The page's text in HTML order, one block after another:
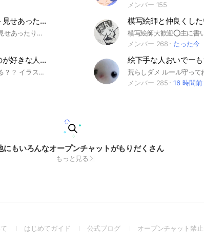
メンバー 155
中学生限定！！イラスト見せあったりアドバイス、添削オプ！！
中学生同士で、イラストを見せあったり、アドバイスしたり添削するオプです！雑談OK デジタルでもアナログでも◯上手いとか下手だとか関係なし！楽しければ◯だよ！！絵チャとかもやったりしよ！ 中学生のうちに入ってくれた方のみ、高校生の間も大丈夫にしてます！
模写絵師と仲良くし
メンバー 268
たった今
イラストお絵描きするのが好きな人是非来てー！
これを見た人！絵に興味ある？？ イラストをかいたりするのが好きな人是非入って欲しい！ 絵を描くことが苦手な人でも見るのが好きな人でも全然入ってください！ 絵の見せ合いっこなどもやりたいです！アナログだけじゃなくてデジタルでも絵をかいたりしてる人も是非！ このオプに入ってる人にイラストのリクエストして書いてもらうのもOK！ 無断転載は自己責任とさせていただきます。 他のオプの宣伝は禁止です。 投資の宣伝も禁止です。 荒らしで抜けさせられてしまった人もしよろしければまた入ってきて欲しいです。申し訳ございません。 他の人の迷惑になるようなことをするのは厳禁です。みんなが楽しくお話出来るオープンチャットを心がけましょう！ お話できたら嬉しいです！ #イラスト#お絵描き#楽しみたい！#美術部
荒らしダメ ルール守って
メンバー 285
16 時間前
にもいろんなオープンチャットがもりだくさん
もっと見る
(Openはじめてガイド
(Open公式ブログ
(Openオープンチャット禁